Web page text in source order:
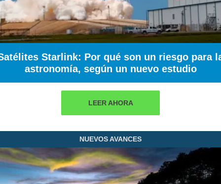
Starlink: Por qué son un riesgo para
astronomía, según un nuevo estudio
LEER AHORA
NUEVOS AVANCES